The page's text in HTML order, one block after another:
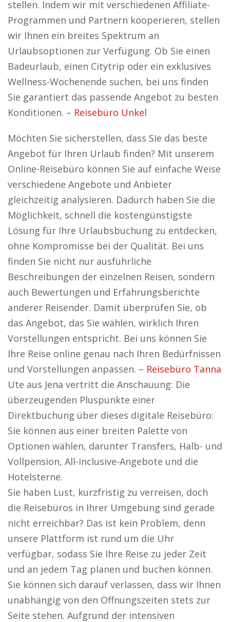
stellen. Indem wir mit verschiedenen Affiliate-
Programmen und Partnern kooperieren, stellen
wir Ihnen ein breites Spektrum an
Urlaubsoptionen zur Verfügung. Ob Sie einen
Badeurlaub, einen Citytrip oder ein exklusives
Wellness-Wochenende suchen, bei uns finden
Sie garantiert das passende Angebot zu besten
Konditionen. – Reisebüro Unkel
Möchten Sie sicherstellen, dass Sie das beste
Angebot für Ihren Urlaub finden? Mit unserem
Online-Reisebüro können Sie auf einfache Weise
verschiedene Angebote und Anbieter
gleichzeitig analysieren. Dadurch haben Sie die
Möglichkeit, schnell die kostengünstigste
Lösung für Ihre Urlaubsbuchung zu entdecken,
ohne Kompromisse bei der Qualität. Bei uns
finden Sie nicht nur ausführliche
Beschreibungen der einzelnen Reisen, sondern
auch Bewertungen und Erfahrungsberichte
anderer Reisender. Damit überprüfen Sie, ob
das Angebot, das Sie wählen, wirklich Ihren
Vorstellungen entspricht. Bei uns können Sie
Ihre Reise online genau nach Ihren Bedürfnissen
und Vorstellungen anpassen. – Reisebüro Tanna
Ute aus Jena vertritt die Anschauung: Die
überzeugenden Pluspunkte einer
Direktbuchung über dieses digitale Reisebüro:
Sie können aus einer breiten Palette von
Optionen wählen, darunter Transfers, Halb- und
Vollpension, All-inclusive-Angebote und die
Hotelsterne.
Sie haben Lust, kurzfristig zu verreisen, doch
die Reisebüros in Ihrer Umgebung sind gerade
nicht erreichbar? Das ist kein Problem, denn
unsere Plattform ist rund um die Uhr
verfügbar, sodass Sie Ihre Reise zu jeder Zeit
und an jedem Tag planen und buchen können.
Sie können sich darauf verlassen, dass wir Ihnen
unabhängig von den Öffnungszeiten stets zur
Seite stehen. Aufgrund der intensiven